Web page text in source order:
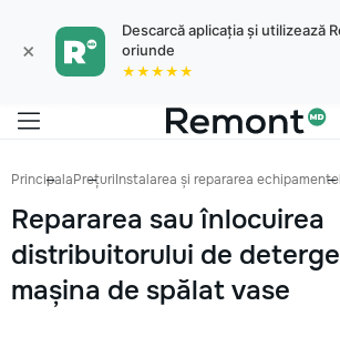
×
Descarcă aplicația și utilizează
oriunde
★★★★★
PrincipalaPrețuriInstalarea și repararea
Repararea sau înlocuirea
distribuitorului de
mașina de spălat vase